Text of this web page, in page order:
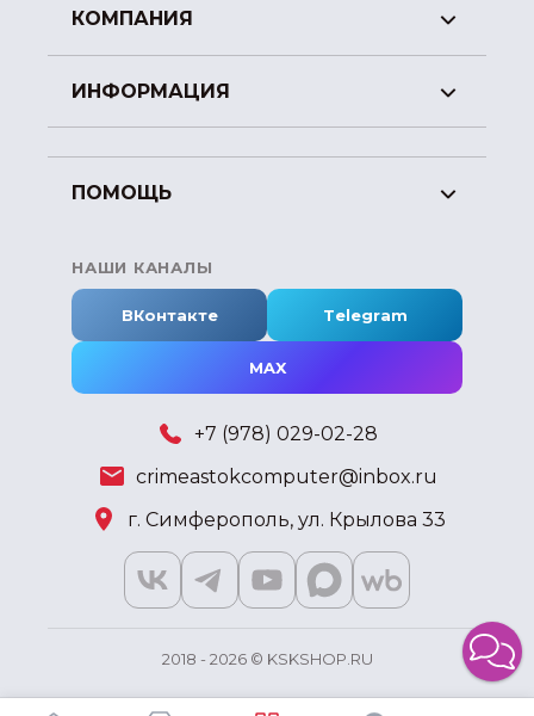
КОМПАНИЯ
ИНФОРМАЦИЯ
ПОМОЩЬ
НАШИ КАНАЛЫ
ВКонтакте Telegram
MAX
+7 (978) 029-02-28
crimeastokcomputer@inbox.ru
г. Симферополь, ул. Крылова 33
2018 - 2026 © KSKSHOP.RU